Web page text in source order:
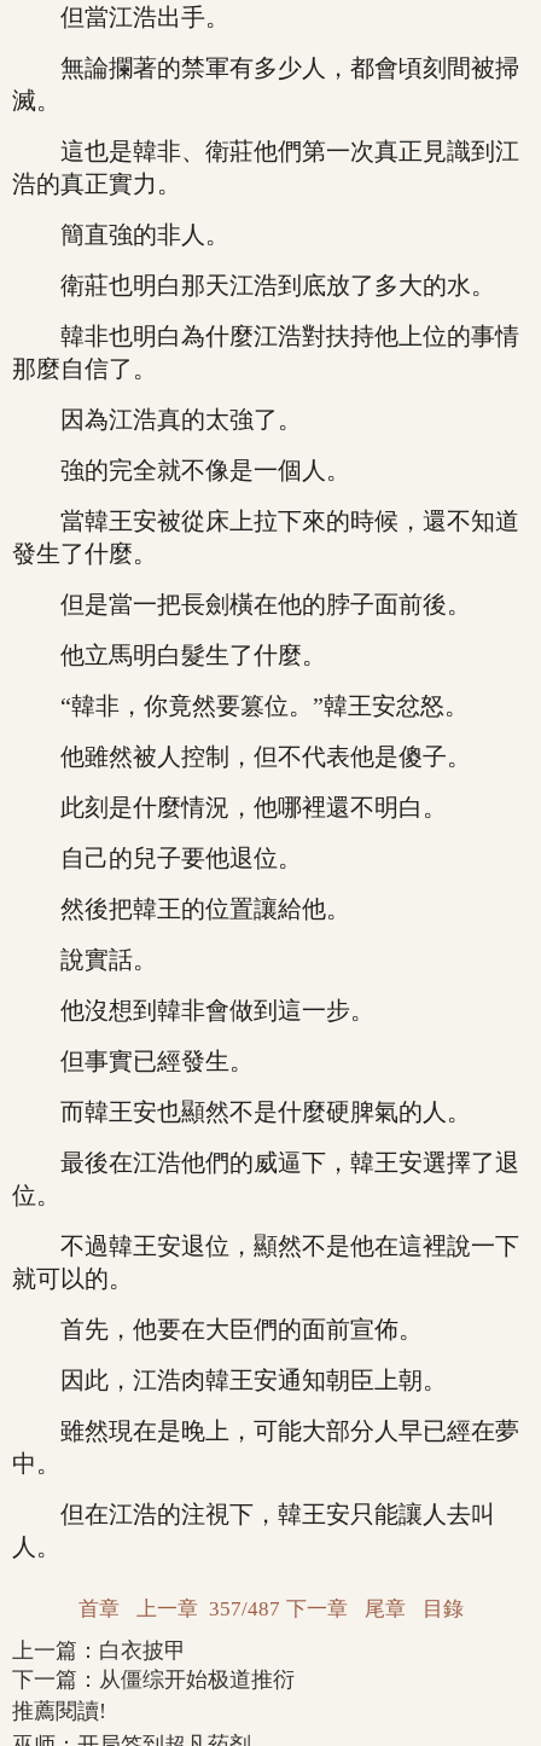
但當江浩出手。
無論攔著的禁軍有多少人，都會頃刻間被掃
滅。
這也是韓非、衛莊他們第一次真正見識到江
浩的真正實力。
簡直強的非人。
衛莊也明白那天江浩到底放了多大的水。
韓非也明白為什麼江浩對扶持他上位的事情
那麼自信了。
因為江浩真的太強了。
強的完全就不像是一個人。
當韓王安被從床上拉下來的時候，還不知道
發生了什麼。
但是當一把長劍橫在他的脖子面前後。
他立馬明白髮生了什麼。
“韓非，你竟然要篡位。”韓王安忿怒。
他雖然被人控制，但不代表他是傻子。
此刻是什麼情況，他哪裡還不明白。
自己的兒子要他退位。
然後把韓王的位置讓給他。
說實話。
他沒想到韓非會做到這一步。
但事實已經發生。
而韓王安也顯然不是什麼硬脾氣的人。
最後在江浩他們的威逼下，韓王安選擇了退
位。
不過韓王安退位，顯然不是他在這裡說一下
就可以的。
首先，他要在大臣們的面前宣佈。
因此，江浩肉韓王安通知朝臣上朝。
雖然現在是晚上，可能大部分人早已經在夢
中。
但在江浩的注視下，韓王安只能讓人去叫
人。
首章 上一章 357/487 下一章 尾章 目錄
上一篇： 白衣披甲
下一篇： 从僵综开始极道推衍
推薦閱讀!